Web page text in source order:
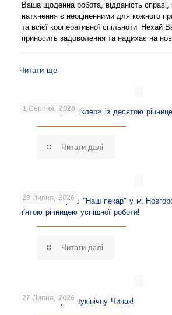
Ваша щоденна робота, відданість
натхнення є неоціненними для кожного
та всієї кооперативної спільноти. Нехай
приносить задоволення та надихає на
Читати ще
1 Серпня, 2026
Вітаємо кафе «Еклер» із десятою
Читати далі
29 Липня, 2026
Вітаємо пекарню “Наш пекар” у м.
п’ятою річницею успішної роботи!
Читати далі
27 Липня, 2026
Вітаємо Марію Лукінічну Чипак!